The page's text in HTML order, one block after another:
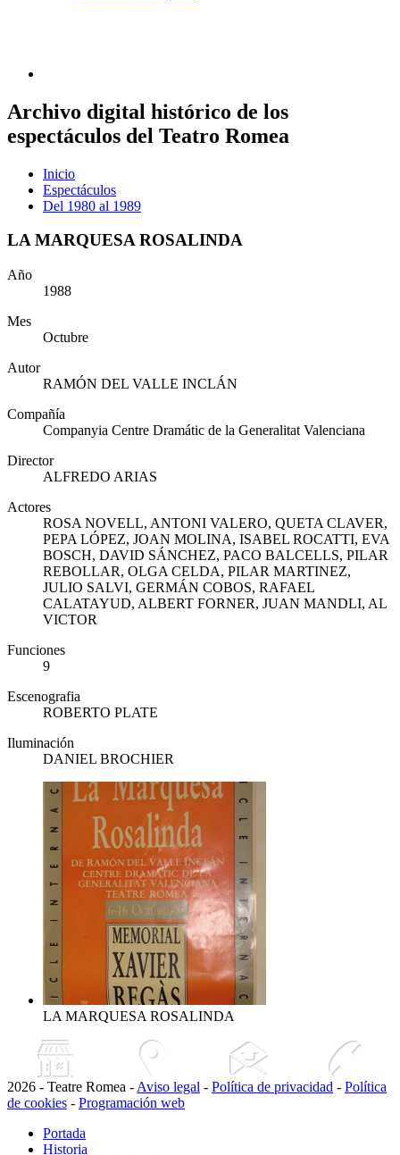
Archivo digital histórico de los
espectáculos del Teatro Romea
Inicio
Espectáculos
Del 1980 al 1989
LA MARQUESA ROSALINDA
Año
1988
Mes
Octubre
Autor
RAMÓN DEL VALLE INCLÁN
Compañía
Companyia Centre Dramátic de la Generalitat Valenciana
Director
ALFREDO ARIAS
Actores
ROSA NOVELL, ANTONI VALERO, QUETA CLAVER,
PEPA LÓPEZ, JOAN MOLINA, ISABEL ROCATTI, EVA
BOSCH, DAVID SÁNCHEZ, PACO BALCELLS, PILAR
REBOLLAR, OLGA CELDA, PILAR MARTINEZ,
JULIO SALVI, GERMÁN COBOS, RAFAEL
CALATAYUD, ALBERT FORNER, JUAN MANDLI, AL
VICTOR
Funciones
9
Escenografia
ROBERTO PLATE
Iluminación
DANIEL BROCHIER
LA MARQUESA ROSALINDA
2026 - Teatre Romea - Aviso legal - Política de privacidad - Política
de cookies - Programación web
Portada
Historia